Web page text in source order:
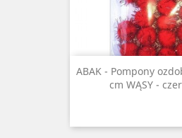
ABAK - Pompony
cm WĄSY -